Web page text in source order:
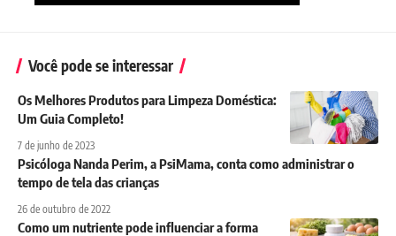
Você pode se interessar
Os Melhores Produtos para Limpeza Doméstica:
Um Guia Completo!
7 de junho de 2023
Psicóloga Nanda Perim, a PsiMama, conta como administrar o
tempo de tela das crianças
26 de outubro de 2022
Como um nutriente pode influenciar a forma